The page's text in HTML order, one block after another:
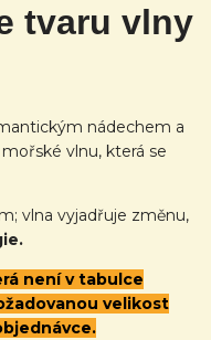
tvaru vlny
nádechem a
vlnu, která se
vlna vyjadřuje změnu,
není v tabulce
velikost